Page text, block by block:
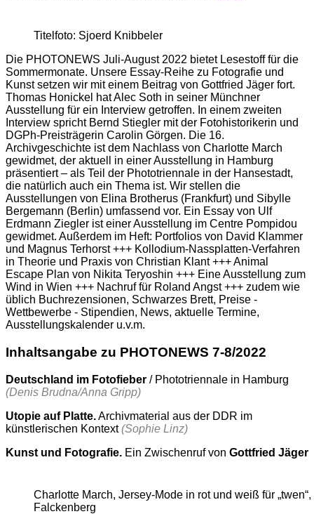
Titelfoto: Sjoerd Knibbeler
Die PHOTONEWS Juli-August 2022 bietet Lesestoff für die
Sommermonate. Unsere Essay-Reihe zu Fotografie und
Kunst setzen wir mit einem Beitrag von Gottfried Jäger fort.
Thomas Honickel hat Alec Soth in seiner Münchner
Ausstellung für ein Interview getroffen. In einem zweiten
Interview spricht Bernd Stiegler mit der Fotohistorikerin und
DGPh-Preisträgerin Carolin Görgen. Die 16.
Archivgeschichte ist dem Nachlass von Charlotte March
gewidmet, der aktuell in einer Ausstellung in Hamburg
präsentiert – als Teil der Phototriennale in der Hansestadt,
die natürlich auch ein Thema ist. Wir stellen die
Ausstellungen von Elina Brotherus (Frankfurt) und Sibylle
Bergemann (Berlin) umfassend vor. Ein Essay von Ulf
Erdmann Ziegler ist einer Ausstellung im Centre Pompidou
gewidmet. Außerdem im Heft: Portfolios von David Klammer
und Magnus Terhorst +++ Kollodium-Nassplatten-Verfahren
in Theorie und Praxis von Christian Klant +++ Animal
Escape Plan von Nikita Teryoshin +++ Eine Ausstellung zum
Wind in Wien +++ Nachruf für Roland Angst +++ zudem wie
üblich Buchrezensionen, Schwarzes Brett, Preise -
Wettbewerbe - Stipendien, News, aktuelle Termine,
Ausstellungskalender u.v.m.
Inhaltsangabe zu PHOTONEWS 7-8/2022
Deutschland im Fotofieber / Phototriennale in Hamburg
(Denis Brudna/Anna Gripp)
Utopie auf Platte.Archivmaterial aus der DDR im
künstlerischen Kontext(Sophie Linz)
Kunst und Fotografie. Ein Zwischenruf von Gottfried Jäger
Charlotte March, Jersey-Mode in rot und weiß für
Falckenberg